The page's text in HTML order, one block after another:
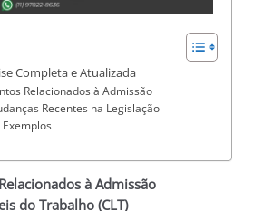
Completa e Atualizada
Relacionados à Admissão
Recentes na Legislação
à Admissão
do Trabalho (CLT)